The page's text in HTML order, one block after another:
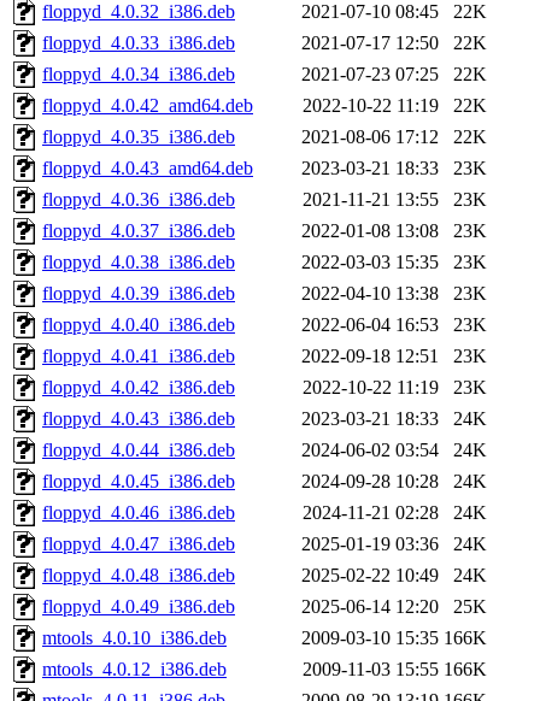
floppyd_4.0.32_i386.deb
2021-07-10 08:45
22K
floppyd_4.0.33_i386.deb
2021-07-17 12:50
22K
floppyd_4.0.34_i386.deb
2021-07-23 07:25
22K
floppyd_4.0.42_amd64.deb
2022-10-22 11:19
22K
floppyd_4.0.35_i386.deb
2021-08-06 17:12
22K
floppyd_4.0.43_amd64.deb
2023-03-21 18:33
23K
floppyd_4.0.36_i386.deb
2021-11-21 13:55
23K
floppyd_4.0.37_i386.deb
2022-01-08 13:08
23K
floppyd_4.0.38_i386.deb
2022-03-03 15:35
23K
floppyd_4.0.39_i386.deb
2022-04-10 13:38
23K
floppyd_4.0.40_i386.deb
2022-06-04 16:53
23K
floppyd_4.0.41_i386.deb
2022-09-18 12:51
23K
floppyd_4.0.42_i386.deb
2022-10-22 11:19
23K
floppyd_4.0.43_i386.deb
2023-03-21 18:33
24K
floppyd_4.0.44_i386.deb
2024-06-02 03:54
24K
floppyd_4.0.45_i386.deb
2024-09-28 10:28
24K
floppyd_4.0.46_i386.deb
2024-11-21 02:28
24K
floppyd_4.0.47_i386.deb
2025-01-19 03:36
24K
floppyd_4.0.48_i386.deb
2025-02-22 10:49
24K
floppyd_4.0.49_i386.deb
2025-06-14 12:20
25K
mtools_4.0.10_i386.deb
2009-03-10 15:35 166K
mtools_4.0.12_i386.deb
2009-11-03 15:55 166K